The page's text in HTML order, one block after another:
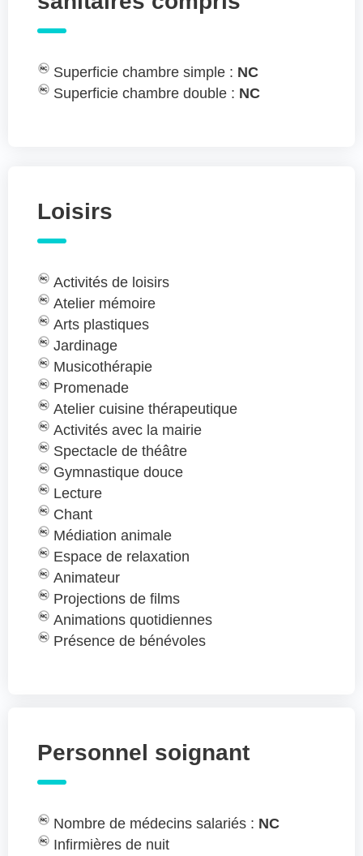
Superficie chambre simple : NC
Superficie chambre double : NC
Loisirs
Activités de loisirs
Atelier mémoire
Arts plastiques
Jardinage
Musicothérapie
Promenade
Atelier cuisine thérapeutique
Activités avec la mairie
Spectacle de théâtre
Gymnastique douce
Lecture
Chant
Médiation animale
Espace de relaxation
Animateur
Projections de films
Animations quotidiennes
Présence de bénévoles
Personnel soignant
Nombre de médecins salariés : NC
Infirmières de nuit